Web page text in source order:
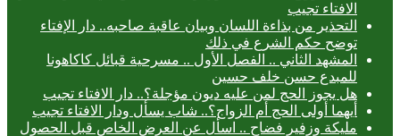
الافتاء تجيب
التحذير من بذاءة اللسان وبيان عاقبة صاحبه.. دار الإفتاء
توضح حكم الشرع في ذلك
المشهد الثاني .. الفصل الأول .. مسرحية قبائل كاكاهونا
للمبدع حسن خلف حسين
هل يجوز الحج لمن عليه ديون مؤجلة؟.. دار الافتاء تجيب
أيهما أولى الحج أم الزواج؟.. شاب يسأل ودار الافتاء تجيب
مليكة وزفير فضاح .. اسأل عن العرض الخاص قبل الحصول